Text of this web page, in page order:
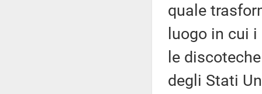
quale
luogo in cui
le
degli Stati